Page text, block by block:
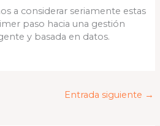
a considerar seriamente estas
paso hacia una gestión
y basada en datos.
Entrada siguiente →